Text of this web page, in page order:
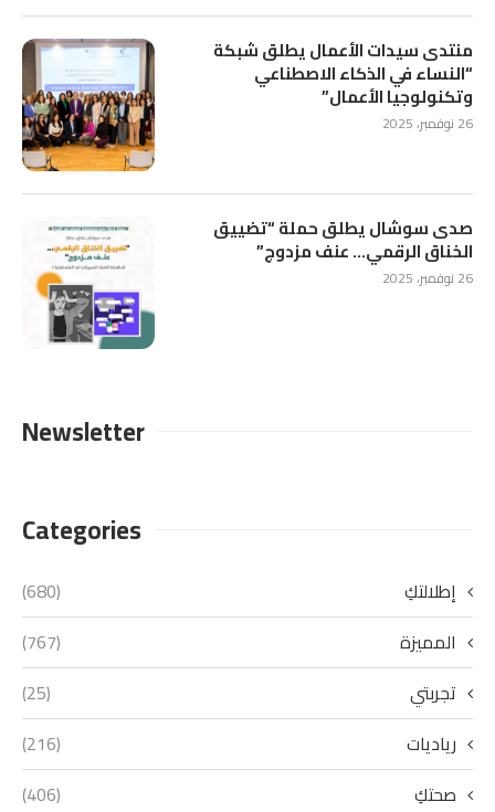
منتدى سيدات الأعمال يطلق شبكة
“النساء في الذكاء الاصطناعي
وتكنولوجيا الأعمال”
26 نوفمبر، 2025
صدى سوشال يطلق حملة “تضييق
الخناق الرقمي… عنف مزدوج”
26 نوفمبر، 2025
Newsletter
Categories
إطلالتكِ
(680)
المميزة
(767)
تجربتي
(25)
رياديات
(216)
صحتكِ
(406)